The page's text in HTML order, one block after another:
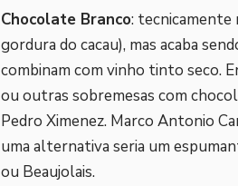
Chocolate Branco: tecnicamente
gordura do cacau), mas acaba
combinam com vinho tinto seco.
ou outras sobremesas com
Pedro Ximenez. Marco Antonio
uma alternativa seria um
ou Beaujolais.